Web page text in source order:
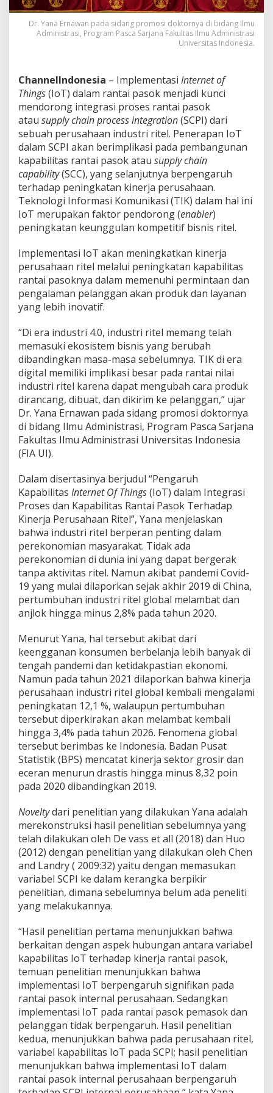
e
I
n
e
s
i
a
Dr. Yana Ernawan pada sidang promosi doktornya di bidang Ilmu
Administrasi, Program Pasca Sarjana Fakultas Ilmu Administrasi
Universitas Indonesia.
ChannelIndonesia – Implementasi Internet of
Things(IoT) dalam rantai pasok menjadi kunci
mendorong integrasi proses rantai pasok
atau supply chain process integration(SCPI) dari
sebuah perusahaan industri ritel. Penerapan IoT
dalam SCPI akan berimplikasi pada pembangunan
kapabilitas rantai pasok atau supply chain
capability(SCC), yang selanjutnya berpengaruh
terhadap peningkatan kinerja perusahaan.
Teknologi Informasi Komunikasi (TIK) dalam hal ini
IoT merupakan faktor pendorong (enabler)
peningkatan keunggulan kompetitif bisnis ritel.
Implementasi IoT akan meningkatkan kinerja
perusahaan ritel melalui peningkatan kapabilitas
rantai pasoknya dalam memenuhi permintaan dan
pengalaman pelanggan akan produk dan layanan
yang lebih inovatif.
“Di era industri 4.0, industri ritel memang telah
memasuki ekosistem bisnis yang berubah
dibandingkan masa-masa sebelumnya. TIK di era
digital memiliki implikasi besar pada rantai nilai
industri ritel karena dapat mengubah cara produk
dirancang, dibuat, dan dikirim ke pelanggan,” ujar
Dr. Yana Ernawan pada sidang promosi doktornya
di bidang Ilmu Administrasi, Program Pasca Sarjana
Fakultas Ilmu Administrasi Universitas Indonesia
(FIA UI).
Dalam disertasinya berjudul “Pengaruh
Kapabilitas Internet Of Things(IoT) dalam Integrasi
Proses dan Kapabilitas Rantai Pasok Terhadap
Kinerja Perusahaan Ritel”, Yana menjelaskan
bahwa industri ritel berperan penting dalam
perekonomian masyarakat. Tidak ada
perekonomian di dunia ini yang dapat bergerak
tanpa aktivitas ritel. Namun akibat pandemi Covid-
19 yang mulai dilaporkan sejak akhir 2019 di China,
pertumbuhan industri ritel global melambat dan
anjlok hingga minus 2,8% pada tahun 2020.
Menurut Yana, hal tersebut akibat dari
keengganan konsumen berbelanja lebih banyak di
tengah pandemi dan ketidakpastian ekonomi.
Namun pada tahun 2021 dilaporkan bahwa kinerja
perusahaan industri ritel global kembali mengalami
peningkatan 12,1 %, walaupun pertumbuhan
tersebut diperkirakan akan melambat kembali
hingga 3,4% pada tahun 2026. Fenomena global
tersebut berimbas ke Indonesia. Badan Pusat
Statistik (BPS) mencatat kinerja sektor grosir dan
eceran menurun drastis hingga minus 8,32 poin
pada 2020 dibandingkan 2019.
Noveltydari penelitian yang dilakukan Yana adalah
merekonstruksi hasil penelitian sebelumnya yang
telah dilakukan oleh De vass et all (2018) dan Huo
(2012) dengan penelitian yang dilakukan oleh Chen
and Landry ( 2009:32) yaitu dengan memasukan
variabel SCPI ke dalam kerangka berpikir
penelitian, dimana sebelumnya belum ada peneliti
yang melakukannya.
“Hasil penelitian pertama menunjukkan bahwa
berkaitan dengan aspek hubungan antara variabel
kapabilitas IoT terhadap kinerja rantai pasok,
temuan penelitian menunjukkan bahwa
implementasi IoT berpengaruh signifikan pada
rantai pasok internal perusahaan. Sedangkan
implementasi IoT pada rantai pasok pemasok dan
pelanggan tidak berpengaruh. Hasil penelitian
kedua, menunjukkan bahwa pada perusahaan ritel,
variabel kapabilitas IoT pada SCPI; hasil penelitian
menunjukkan bahwa implementasi IoT dalam
rantai pasok internal perusahaan berpengaruh